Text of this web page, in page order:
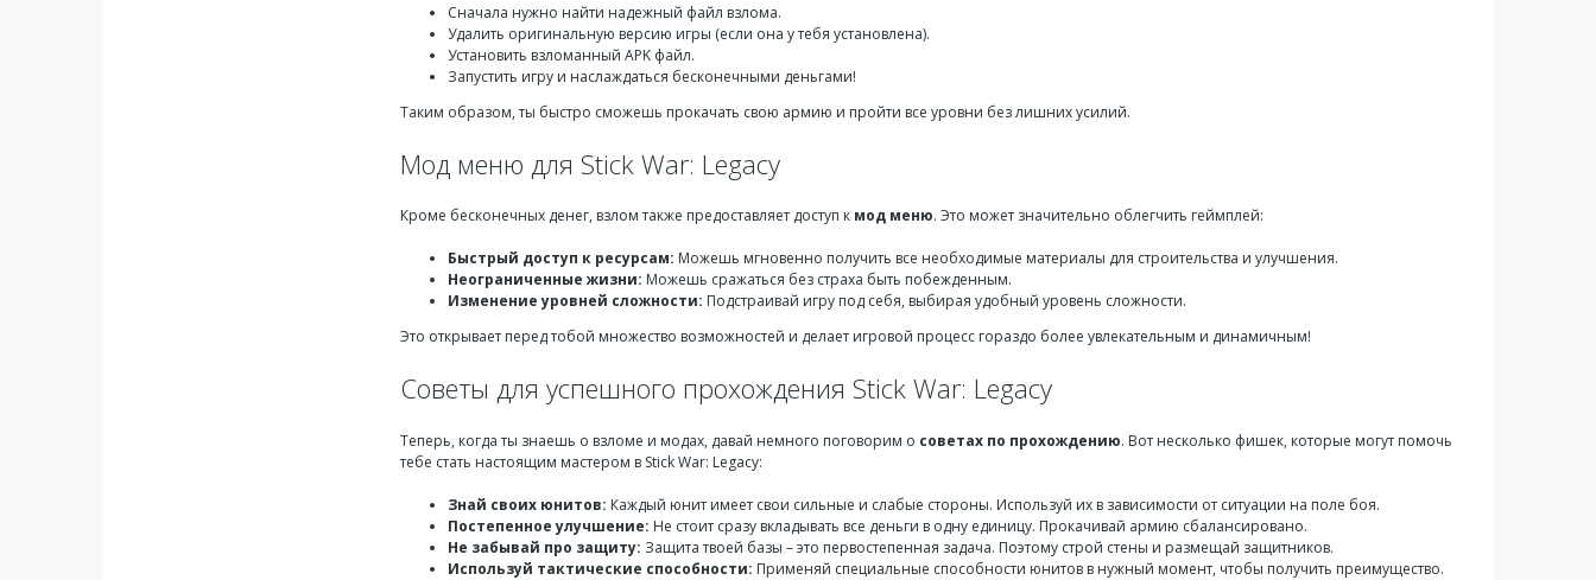
Сначала нужно найти надежный файл взлома.
Удалить оригинальную версию игры (если она у тебя установлена).
Установить взломанный APK файл.
Запустить игру и наслаждаться бесконечными деньгами!
Таким образом, ты быстро сможешь прокачать свою армию и пройти все уровни без лишних усилий.
Мод меню для Stick War: Legacy
Кроме бесконечных денег, взлом также предоставляет доступ к мод меню. Это может значительно облегчить геймплей:
Быстрый доступ к ресурсам: Можешь мгновенно получить все необходимые материалы для строительства и улучшения.
Неограниченные жизни: Можешь сражаться без страха быть побежденным.
Изменение уровней сложности: Подстраивай игру под себя, выбирая удобный уровень сложности.
Это открывает перед тобой множество возможностей и делает игровой процесс гораздо более увлекательным и динамичным!
Советы для успешного прохождения Stick War: Legacy
Теперь, когда ты знаешь о взломе и модах, давай немного поговорим о советах по прохождению. Вот несколько фишек, которые могут помочь
тебе стать настоящим мастером в Stick War: Legacy:
Знай своих юнитов: Каждый юнит имеет свои сильные и слабые стороны. Используй их в зависимости от ситуации на поле боя.
Постепенное улучшение: Не стоит сразу вкладывать все деньги в одну единицу. Прокачивай армию сбалансировано.
Не забывай про защиту: Защита твоей базы – это первостепенная задача. Поэтому строй стены и размещай защитников.
Используй тактические способности: Применяй специальные способности юнитов в нужный момент, чтобы получить преимущество.